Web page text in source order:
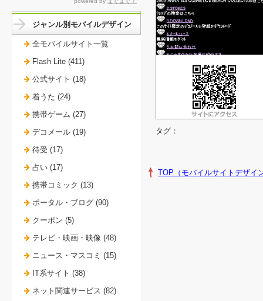
タグ：
TOP（モバイルサイトデザ
ジャンル別モバイルデザイン
全モバイルサイト一覧
Flash Lite (411)
公式サイト (18)
着うた (24)
携帯ゲーム (27)
デコメール (19)
待受 (17)
占い (17)
携帯コミック (13)
ポータル・ブログ (90)
クーポン (5)
テレビ・映画・映像 (48)
ニュース・マスコミ (15)
IT系サイト (38)
ネット関連サービス (82)